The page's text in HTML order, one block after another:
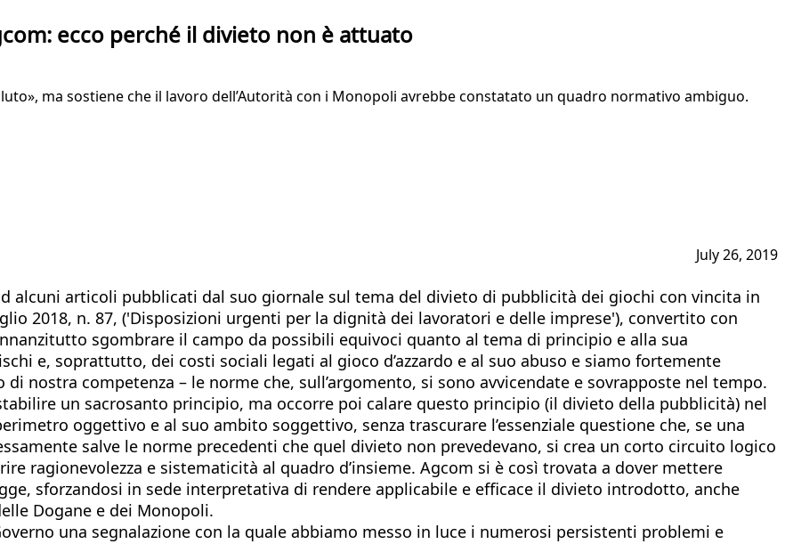
ecco perché il divieto non è attuato
ma sostiene che il lavoro dell’Autorità con i Monopoli avrebbe constatato un quadro normativo ambiguo.
July 26, 2019
alcuni articoli pubblicati dal suo giornale sul tema del divieto di pubblicità dei giochi con vincita in
2018, n. 87, ('Disposizioni urgenti per la dignità dei lavoratori e delle imprese'), convertito con
sgombrare il campo da possibili equivoci quanto al tema di principio e alla sua
e, soprattutto, dei costi sociali legati al gioco d’azzardo e al suo abuso e siamo fortemente
nostra competenza – le norme che, sull’argomento, si sono avvicendate e sovrapposte nel tempo.
un sacrosanto principio, ma occorre poi calare questo principio (il divieto della pubblicità) nel
oggettivo e al suo ambito soggettivo, senza trascurare l’essenziale questione che, se una
salve le norme precedenti che quel divieto non prevedevano, si crea un corto circuito logico
ragionevolezza e sistematicità al quadro d’insieme. Agcom si è così trovata a dover mettere
sforzandosi in sede interpretativa di rendere applicabile e efficace il divieto introdotto, anche
Dogane e dei Monopoli.
una segnalazione con la quale abbiamo messo in luce i numerosi persistenti problemi e